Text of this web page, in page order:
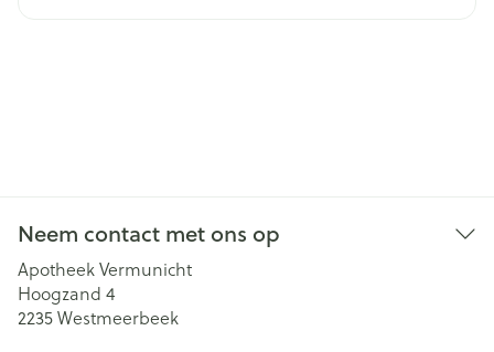
Neem contact met ons op
Apotheek Vermunicht
Hoogzand 4
2235Westmeerbeek